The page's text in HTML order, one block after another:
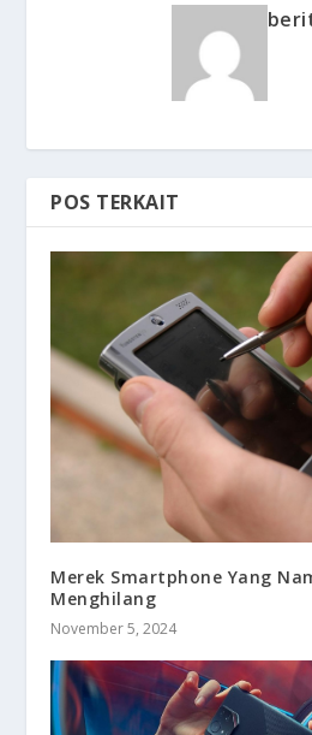
POS TERKAIT
Merek Smartphone Yang
Menghilang
November 5, 2024